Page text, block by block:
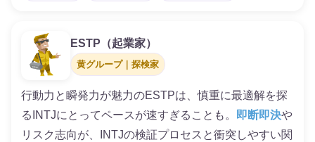
ESTP（起業家）
黄グループ｜探検家
行動力と瞬発力が魅力のESTPは、慎重に最適解を探
るINTJにとってペースが速すぎることも。
即断即決や
リスク志向が、INTJの検証プロセスと衝突しやすい関